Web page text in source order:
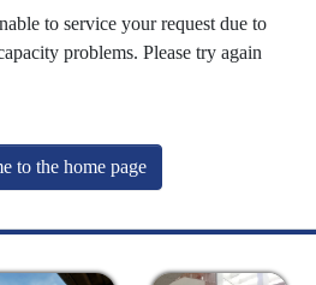
to service your request due to
problems. Please try again
to the home page